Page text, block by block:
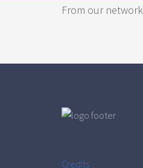
From our network
Credits